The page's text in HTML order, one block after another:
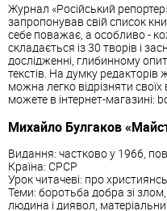
Журнал «Російський
запропонував свій список
себе поважає, а особливо -
складається із 30 творів і
дослідженні, глибинному
текстів. На думку
можна легко відрізняти своїх
можете в інтернет-магазині:
Михайло Булгаков
Видання: частково у 1966,
Країна: СРСР
Урок читачеві: про
Теми: боротьба добра зі
людина і диявол,